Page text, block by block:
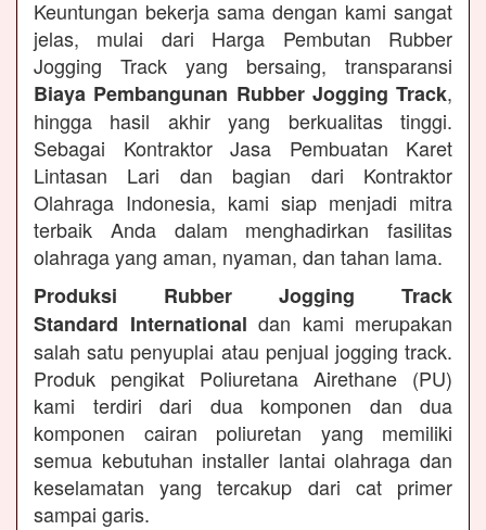
Keuntungan bekerja sama dengan kami sangat
jelas, mulai dari Harga Pembutan Rubber
Jogging Track yang bersaing, transparansi
Biaya Pembangunan Rubber Jogging Track,
hingga hasil akhir yang berkualitas tinggi.
Sebagai Kontraktor Jasa Pembuatan Karet
Lintasan Lari dan bagian dari Kontraktor
Olahraga Indonesia, kami siap menjadi mitra
terbaik Anda dalam menghadirkan fasilitas
olahraga yang aman, nyaman, dan tahan lama.
Produksi Rubber Jogging Track
Standard International dan kami merupakan
salah satu penyuplai atau penjual jogging track.
Produk pengikat Poliuretana Airethane (PU)
kami terdiri dari dua komponen dan dua
komponen cairan poliuretan yang memiliki
semua kebutuhan installer lantai olahraga dan
keselamatan yang tercakup dari cat primer
sampai garis.